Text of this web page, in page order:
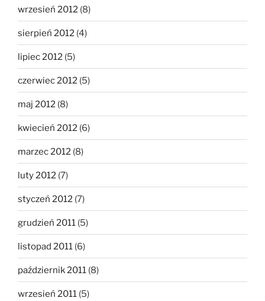
wrzesień 2012 (8)
sierpień 2012 (4)
lipiec 2012 (5)
czerwiec 2012 (5)
maj 2012 (8)
kwiecień 2012 (6)
marzec 2012 (8)
luty 2012 (7)
styczeń 2012 (7)
grudzień 2011 (5)
listopad 2011 (6)
październik 2011 (8)
wrzesień 2011 (5)